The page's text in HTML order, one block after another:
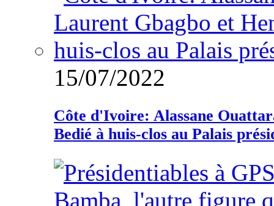
15/07/2022
Côte d'Ivoire: Alassane
Bedié à huis-clos au Palais